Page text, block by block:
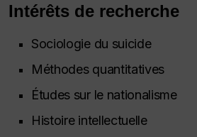
Intérêts de recherche
Sociologie du suicide
Méthodes quantitatives
Études sur le nationalisme
Histoire intellectuelle